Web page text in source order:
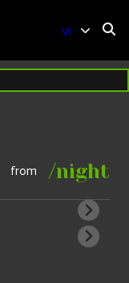
VI
from /night